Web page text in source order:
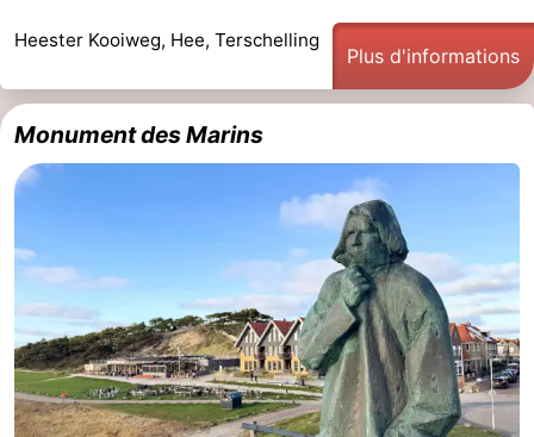
Heester Kooiweg, Hee, Terschelling
Plus d'informations
Monument des Marins